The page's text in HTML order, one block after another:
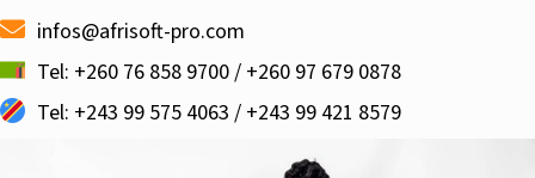
infos@afrisoft-pro.com
Tel: +260 76 858 9700 / +260 97 679 0878
Tel: +243 99 575 4063 / +243 99 421 8579